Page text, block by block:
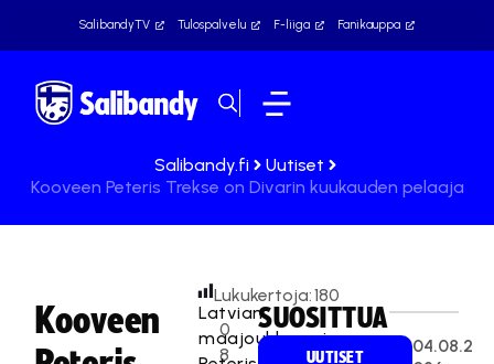
SalibandyTV Tulospalvelu F-liiga Fanikauppa
Salibandy.fi
Uutiset
Kooveen Peteris Trekse on Divarin kuukauden pelaaja
Kooveen
0
8
Lukukertoja:180
Latvian
maajoukkuemies
SUOSITTUA
UUTISET
04.08.2